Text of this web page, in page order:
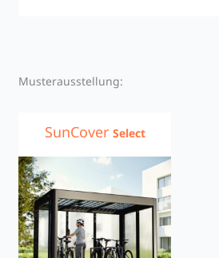
Musterausstellung:
SunCover Select